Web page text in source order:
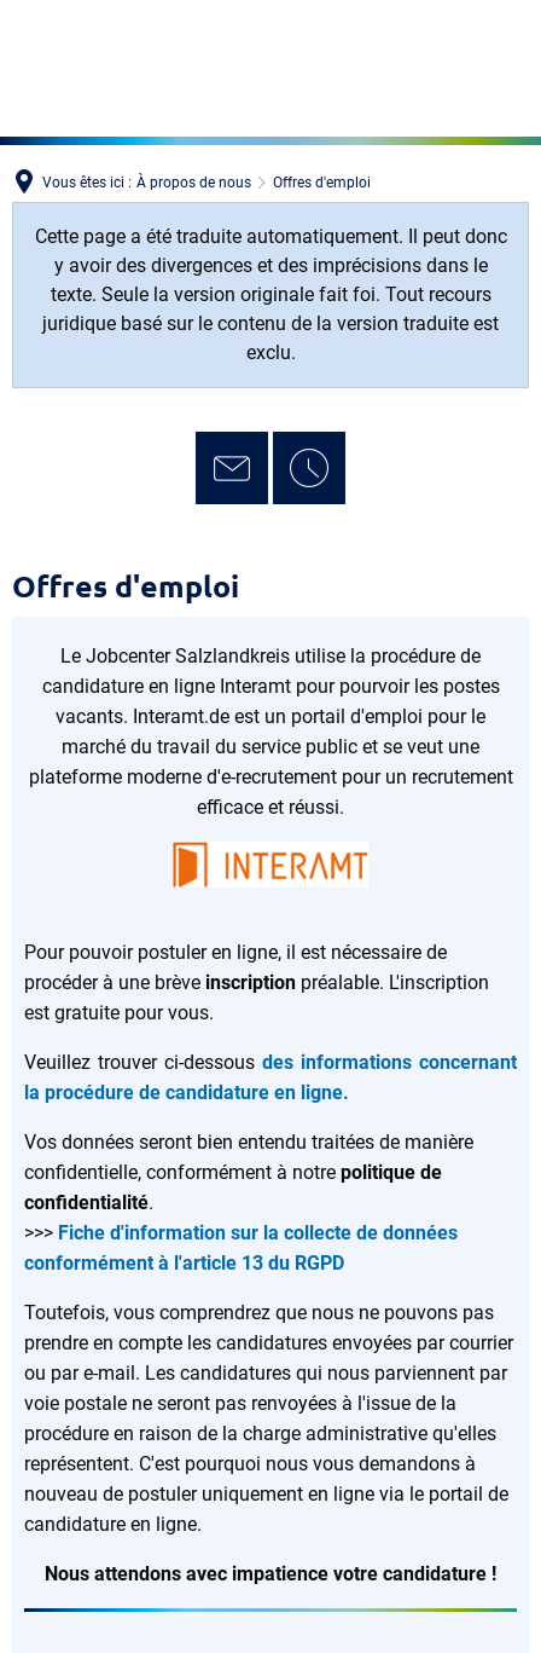
Vous êtes ici : À propos de nous Offres d'emploi
Cette page a été traduite automatiquement. Il peut donc
y avoir des divergences et des imprécisions dans le
texte. Seule la version originale fait foi. Tout recours
juridique basé sur le contenu de la version traduite est
exclu.
Offres
Offres d'emploi
Le Jobcenter Salzlandkreis utilise la procédure de
candidature en ligne Interamt pour pourvoir les postes
vacants. Interamt.de est un portail d'emploi pour le
marché du travail du service public et se veut une
plateforme moderne d'e-recrutement pour un recrutement
efficace et réussi.
Pour pouvoir postuler en ligne, il est nécessaire de
procéder à une brève inscription préalable. L'inscription
est gratuite pour vous.
Veuillez trouver ci-dessous des informations concernant
la procédure de candidature en ligne.
Vos données seront bien entendu traitées de manière
confidentielle, conformément à notre politique de
confidentialité.
>>> Fiche d'information sur la collecte de données
conformément à l'article 13 du RGPD
Toutefois, vous comprendrez que nous ne pouvons pas
prendre en compte les candidatures envoyées par courrier
ou par e-mail. Les candidatures qui nous parviennent par
voie postale ne seront pas renvoyées à l'issue de la
procédure en raison de la charge administrative qu'elles
représentent. C'est pourquoi nous vous demandons à
nouveau de postuler uniquement en ligne via le portail de
candidature en ligne.
Nous attendons avec impatience votre candidature !